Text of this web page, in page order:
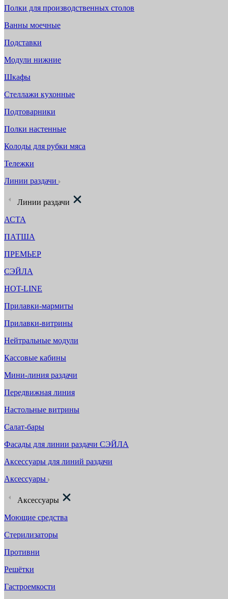
Полки для производственных столов
Ванны моечные
Подставки
Модули нижние
Шкафы
Стеллажи кухонные
Подтоварники
Полки настенные
Колоды для рубки мяса
Тележки
Линии раздачи
Линии раздачи
АСТА
ПАТША
ПРЕМЬЕР
СЭЙЛА
HOT-LINE
Прилавки-мармиты
Прилавки-витрины
Нейтральные модули
Кассовые кабины
Мини-линия раздачи
Передвижная линия
Настольные витрины
Салат-бары
Фасады для линии раздачи СЭЙЛА
Аксессуары для линий раздачи
Аксессуары
Аксессуары
Моющие средства
Стерилизаторы
Противни
Решётки
Гастроемкости